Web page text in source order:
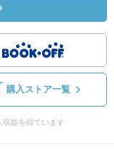
購入ストア一覧
益を得ています